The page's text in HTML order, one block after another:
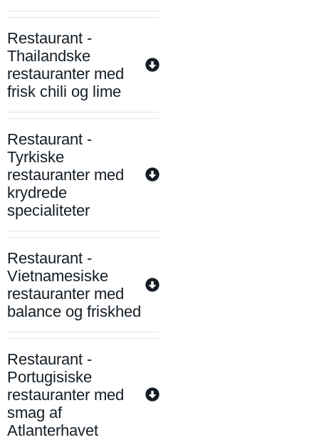
Restaurant -
Thailandske
restauranter med
frisk chili og lime
Restaurant -
Tyrkiske
restauranter med
krydrede
specialiteter
Restaurant -
Vietnamesiske
restauranter med
balance og friskhed
Restaurant -
Portugisiske
restauranter med
smag af
Atlanterhavet